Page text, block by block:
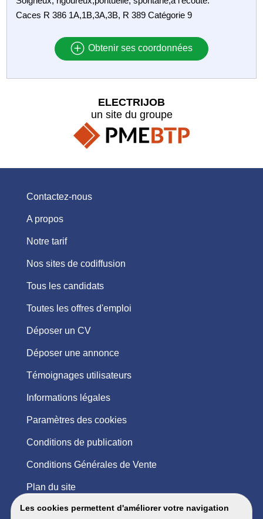
Caces R 386 1A,1B,3A,3B, R 389 Catégorie 9
Obtenir ses coordonnées
Les cookies permettent d'améliorer votre navigation
ELECTRIJOB
un site du groupe
Contactez-nous
A propos
Notre tarif
Nos sites de codiffusion
Tous les candidats
Toutes les offres d'emploi
Déposer un CV
Déposer une annonce
Témoignages utilisateurs
Informations légales
Paramètres des cookies
Conditions de publication
Conditions Générales de Vente
Plan du site